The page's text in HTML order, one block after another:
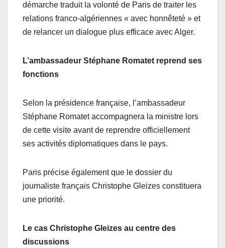
démarche traduit la volonté de Paris de traiter les
relations franco-algériennes « avec honnêteté » et
de relancer un dialogue plus efficace avec Alger.
L’ambassadeur Stéphane Romatet reprend ses
fonctions
Selon la présidence française, l’ambassadeur
Stéphane Romatet accompagnera la ministre lors
de cette visite avant de reprendre officiellement
ses activités diplomatiques dans le pays.
Paris précise également que le dossier du
journaliste français Christophe Gleizes constituera
une priorité.
Le cas Christophe Gleizes au centre des
discussions